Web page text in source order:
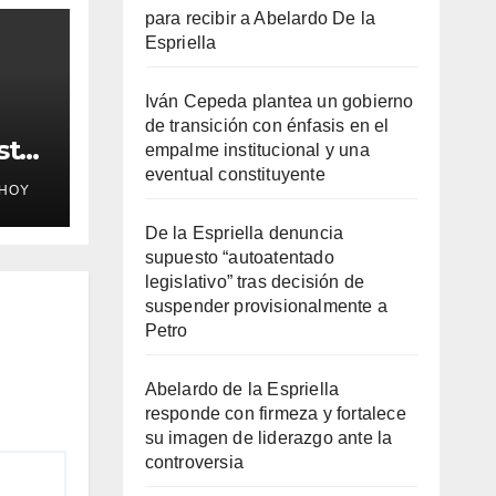
para recibir a Abelardo De la
Espriella
Iván Cepeda plantea un gobierno
de transición con énfasis en el
empalme institucional y una
eventual constituyente
De la Espriella denuncia
supuesto “autoatentado
legislativo” tras decisión de
suspender provisionalmente a
Petro
Abelardo de la Espriella
responde con firmeza y fortalece
su imagen de liderazgo ante la
controversia